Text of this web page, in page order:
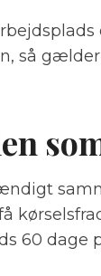
så
60 dage